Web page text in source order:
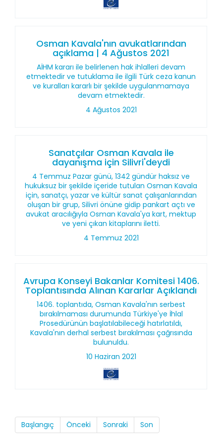
Osman Kavala'nın avukatlarından
açıklama | 4 Ağustos 2021
AİHM kararı ile belirlenen hak ihlalleri devam
etmektedir ve tutuklama ile ilgili Türk ceza kanun
ve kuralları kararlı bir şekilde uygulanmamaya
devam etmektedir.
4 Ağustos 2021
Sanatçılar Osman Kavala ile
dayanışma için Silivri'deydi
4 Temmuz Pazar günü, 1342 gündür haksız ve
hukuksuz bir şekilde içeride tutulan Osman Kavala
için, sanatçı, yazar ve kültür sanat çalışanlarından
oluşan bir grup, Silivri önüne gidip pankart açtı ve
avukat aracılığıyla Osman Kavala'ya kart, mektup
ve yeni çıkan kitaplarını iletti.
4 Temmuz 2021
Avrupa Konseyi Bakanlar Komitesi 1406.
Toplantısında Alınan Kararlar Açıklandı
1406. toplantıda, Osman Kavala'nın serbest
bırakılmaması durumunda Türkiye'ye İhlal
Prosedürünün başlatılabileceği hatırlatıldı,
Kavala'nın derhal serbest bırakılması çağrısında
bulunuldu.
10 Haziran 2021
Başlangıç Önceki Sonraki Son